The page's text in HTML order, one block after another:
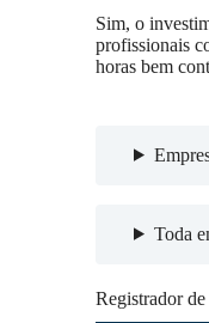
Sim, o
profissionais
horas bem
Toda
Registrador